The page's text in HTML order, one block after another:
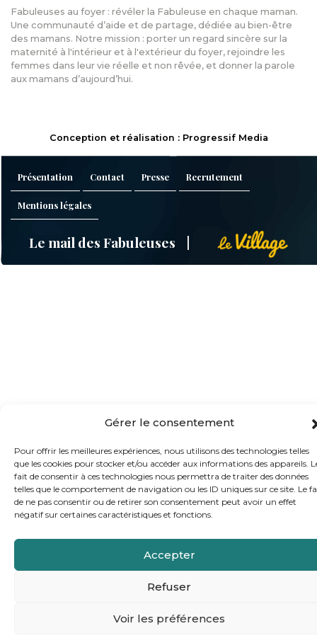
Gérer le consentement
Pour offrir les meilleures expériences, nous utilisons des technologies telles
que les cookies pour stocker et/ou accéder aux informations des appareils.
fait de consentir à ces technologies nous permettra de traiter des données
telles que le comportement de navigation ou les ID uniques sur ce site. Le
de ne pas consentir ou de retirer son consentement peut avoir un effet
négatif sur certaines caractéristiques et fonctions.
Accepter
Refuser
Voir les préférences
Fabuleuses au foyer : révéler la Fabuleuse en chaque maman.
Une communauté d’aide et de partage, dédiée au bien-être
des mamans. Notre mission : porter un regard sincère sur la
maternité à l'intérieur et à l'extérieur du foyer, rejoindre les
femmes dans leur vie réelle et non rêvée, et donner la parole
aux mamans d’aujourd’hui.
Conception et réalisation : Progressif Media
Présentation Contact Presse Recrutement
Mentions légales
Le mail des Fabuleuses